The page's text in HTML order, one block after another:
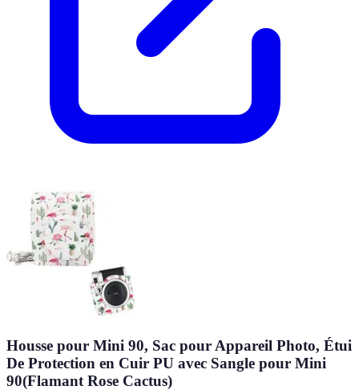
Housse pour Mini 90, Sac pour Appareil Photo, Étui
De Protection en Cuir PU avec Sangle pour Mini
90(Flamant Rose Cactus)